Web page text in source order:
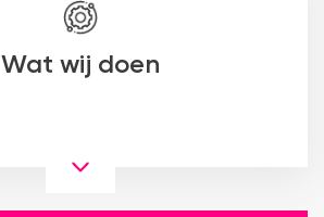
Wat wij doen